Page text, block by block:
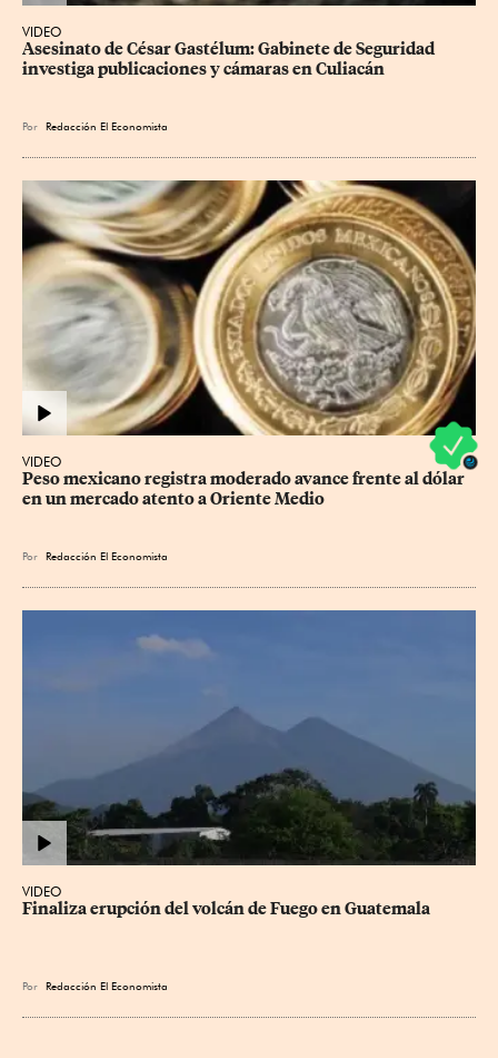
VIDEO
Asesinato de César Gastélum: Gabinete de Seguridad
investiga publicaciones y cámaras en Culiacán
Por Redacción El Economista
VIDEO
Peso mexicano registra moderado avance frente al dólar
en un mercado atento a Oriente Medio
Por Redacción El Economista
VIDEO
Finaliza erupción del volcán de Fuego en Guatemala
Por Redacción El Economista